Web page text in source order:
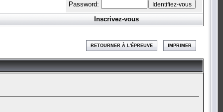
Password:
Inscrivez-vous
RETOURNER À L'ÉPREUVE IMPRIMER